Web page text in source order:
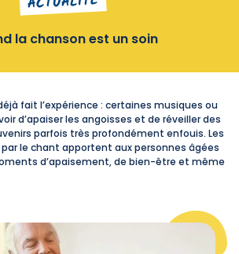
la chanson est un soin
fait l’expérience : certaines musiques ou
d’apaiser les angoisses et de réveiller des
parfois très profondément enfouis. Les
le chant apportent aux personnes âgées
d’apaisement, de bien-être et même